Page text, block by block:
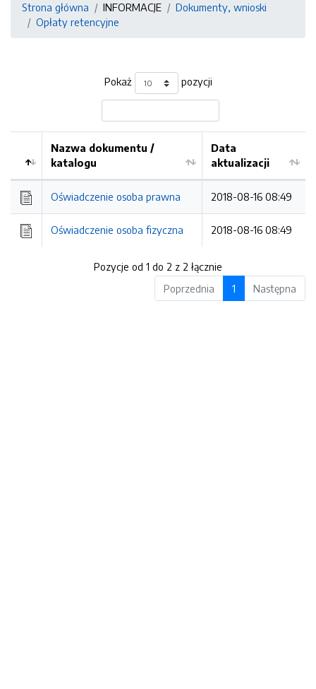
Strona główna INFORMACJE
Dokumenty, wnioski
Opłaty retencyjne
Pokaż pozycji
Nazwa dokumentu /
katalogu
Data
aktualizacji
Oświadczenie osoba prawna 2018-08-16 08:49
Oświadczenie osoba fizyczna 2018-08-16 08:49
Pozycje od 1 do 2 z 2 łącznie
Poprzednia
1 Następna